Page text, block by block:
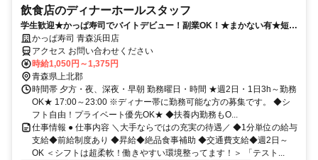
飲食店のディナーホールスタッフ
学生歓迎★かっぱ寿司でバイトデビュー！副業OK！★まかない有★短時
間OK★履歴書不要
かっぱ寿司 青森浜田店
アクセス お問い合わせください
時給1,050円～1,375円
青森県上北郡
時間帯 夕方・夜、深夜・早朝 勤務曜日・時間 ★週2日・1日3h～勤務
OK★ 17:00～23:00 ※ディナー帯に勤務可能な方の募集です。 ◆シ
フト自由！プライベート優先OK★ ◆扶養内勤務もO...
仕事情報 ● 仕事内容 ＼大手ならではの充実の待遇／ ◆1分単位の給与
支給◆前給制度あり ◆昇給◆絶品食事補助 ◆交通費支給◆週2日～
OK ＜シフトは超柔軟！働きやすい環境整ってます！＞ 「テスト...